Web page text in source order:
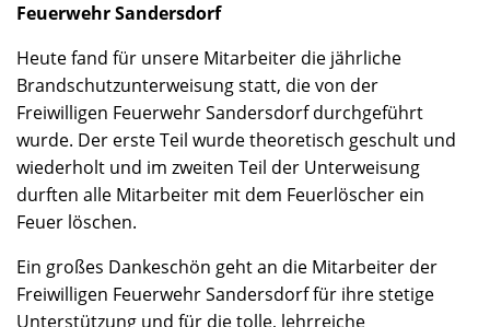
Feuerwehr Sandersdorf
Heute fand für unsere Mitarbeiter die jährliche
Brandschutzunterweisung statt, die von der
Freiwilligen Feuerwehr Sandersdorf durchgeführt
wurde. Der erste Teil wurde theoretisch geschult und
wiederholt und im zweiten Teil der Unterweisung
durften alle Mitarbeiter mit dem Feuerlöscher ein
Feuer löschen.
Ein großes Dankeschön geht an die Mitarbeiter der
Freiwilligen Feuerwehr Sandersdorf für ihre stetige
Unterstützung und für die tolle, lehrreiche